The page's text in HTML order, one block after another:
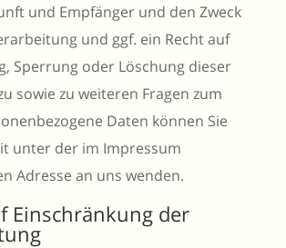
und Empfänger und den Zweck
und ggf. ein Recht auf
Sperrung oder Löschung dieser
sowie zu weiteren Fragen zum
Daten können Sie
unter der im Impressum
Adresse an uns wenden.
Einschränkung der